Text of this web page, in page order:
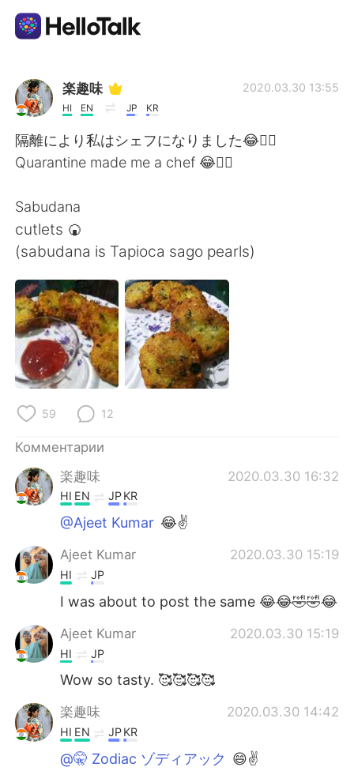
Приложение для Языкового Обмена
AI Grammar Checker
Русский
English
繁體中文 Español
العربية Français
Deutsch 日本語
Türkçe
Português
楽趣味
HI EN JP KR
2020.03.30 13:55
隔離により私はシェフになりました😂🤦‍♀️
Quarantine made me a chef 😂🤦‍♀️
Sabudana
cutlets 🍘
(sabudana is Tapioca sago pearls)
59 12
Комментарии
楽趣味
2020.03.30 16:32
HI EN JPKR
@Ajeet Kumar 😂✌️
Ajeet Kumar 2020.03.30 15:19
HI JP
I was about to post the same 😂😂🤣🤣😂
Ajeet Kumar 2020.03.30 15:19
HI JP
Wow so tasty. 🥰🥰🥰🥰
楽趣味 2020.03.30 14:42
HI EN JPKR
@🤫 Zodiac ゾディアック 😄✌️